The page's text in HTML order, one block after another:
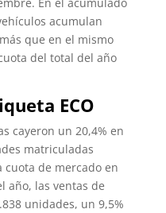
acumulan
que en el mismo
del total del año
ECO
cayeron un 20,4% en
matriculadas
cuota de mercado en
año, las ventas de
unidades, un 9,5%